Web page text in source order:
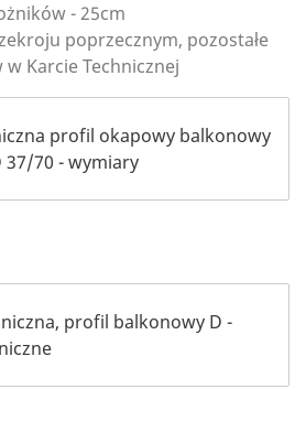
- 25cm
poprzecznym, pozostałe
Karcie Technicznej
profil okapowy balkonowy
37/70 - wymiary
profil balkonowy D -